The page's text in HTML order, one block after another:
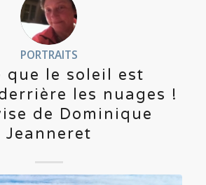
PORTRAITS
que le soleil est
les nuages !
de Dominique
Jeanneret